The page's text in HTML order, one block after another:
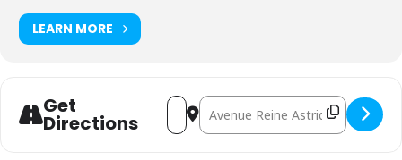
LEARN MORE
Get
Directions
Address - AMA'tinée "L'Aller vers..."
Destination Address - AMA'tinée